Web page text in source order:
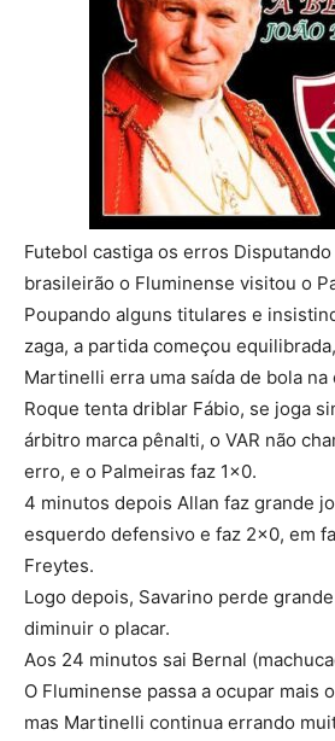
Futebol castiga os erros
brasileirão o Fluminense visitou o
Poupando alguns titulares e
zaga, a partida começou
Martinelli erra uma saída de bola
Roque tenta driblar Fábio, se joga
árbitro marca pênalti, o VAR não
erro, e o Palmeiras faz 1×0.
4 minutos depois Allan faz grande
esquerdo defensivo e faz 2×0, em
Freytes.
Logo depois, Savarino perde
diminuir o placar.
Aos 24 minutos sai Bernal
O Fluminense passa a ocupar mais
mas Martinelli continua errando